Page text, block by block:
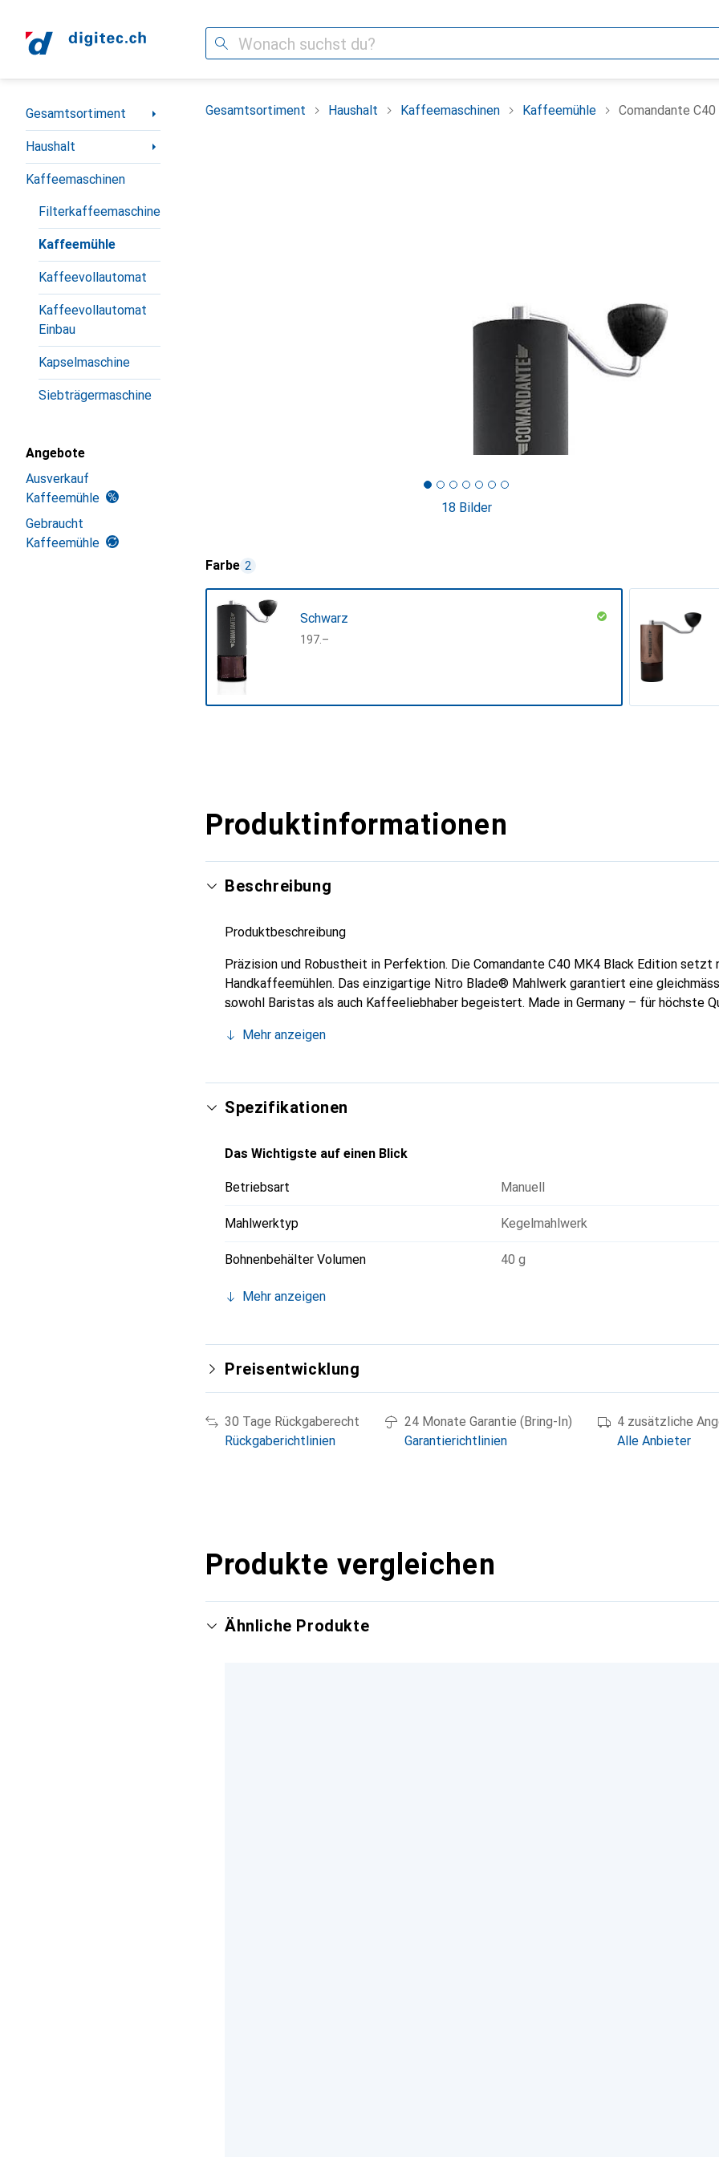
Suche
Navigation nach Kategorien
Gesamtsortiment
Haushalt
Kaffeemaschinen
Filterkaffeemaschine
Kaffeemühle
Kaffeevollautomat
Kaffeevollautomat
Einbau
Kapselmaschine
Siebträgermaschine
Angebote
Ausverkauf
Kaffeemühle
Gebraucht
Kaffeemühle
Gesamtsortiment Haushalt Kaffeemaschinen Kaffeemühle Comandante
18 Bilder
Farbe 2
Schwarz
CHF
197.–
Produktinformationen
Beschreibung
Produktbeschreibung
Präzision und Robustheit in Perfektion. Die Comandante C40 MK4 Black Edition setzt
Handkaffeemühlen. Das einzigartige Nitro Blade® Mahlwerk garantiert eine
sowohl Baristas als auch Kaffeeliebhaber begeistert. Made in Germany – für höchste
Mehr anzeigen
Spezifikationen
Das Wichtigste auf einen Blick
Betriebsart Manuell
Mahlwerktyp Kegelmahlwerk
Bohnenbehälter Volumen 40 g
Mehr anzeigen
Preisentwicklung
30 Tage Rückgaberecht
Rückgaberichtlinien
24 Monate Garantie (Bring-In)
Garantierichtlinien
4 zusätzliche
Alle Anbieter
Produkte vergleichen
Ähnliche Produkte